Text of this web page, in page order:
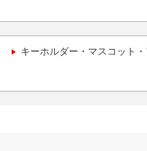
キーホルダー・マスコット